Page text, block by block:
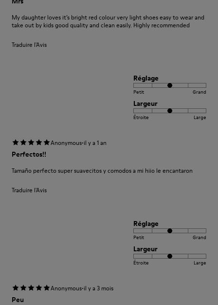
My daughter loves it’s bright red colour very light shoes easy to wear and
take out by kids good quality and clean easily. Highly recommended
Traduire l'Avis
Réglage
Petit Grand
Largeur
Étroite Large
Anonymous·il y a 1 an
Perfectos!!
Tamaño perfecto super suavecitos y comodos a mi hiio le encantaron
Traduire l'Avis
Réglage
Petit Grand
Largeur
Étroite Large
Anonymous·il y a 3 mois
Peu